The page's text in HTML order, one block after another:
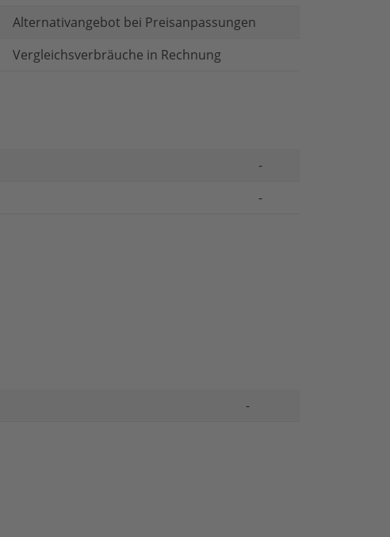
Alternativangebot bei Preisanpassungen
Vergleichsverbräuche in Rechnung
-
-
-